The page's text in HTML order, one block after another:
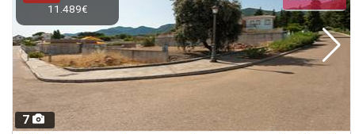
7
11.489€